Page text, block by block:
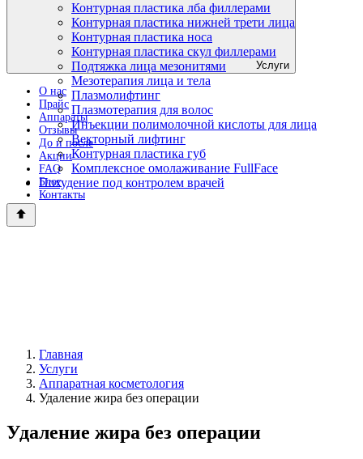
Услуги
О нас
Прайс
Аппараты
Отзывы
До и после
Акции
FAQ
Блог
Контакты
Контурная пластика лба филлерами
Контурная пластика нижней трети лица
Контурная пластика носа
Контурная пластика скул филлерами
Подтяжка лица мезонитями
Мезотерапия лица и тела
Плазмолифтинг
Плазмотерапия для волос
Инъекции полимолочной кислоты для лица
Векторный лифтинг
Контурная пластика губ
Комплексное омолаживание FullFace
Похудение под контролем врачей
Главная
Услуги
Аппаратная косметология
Удаление жира без операции
Удаление жира без операции